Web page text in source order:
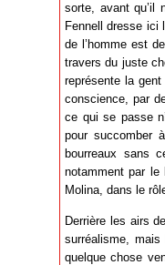
sorte, avant qu’il
Fennell dresse ici
de l’homme est
travers du juste
représente la
conscience, par
ce qui se passe
pour succomber
bourreaux sans
notamment par le
Molina, dans le
Derrière les airs
surréalisme,
quelque chose